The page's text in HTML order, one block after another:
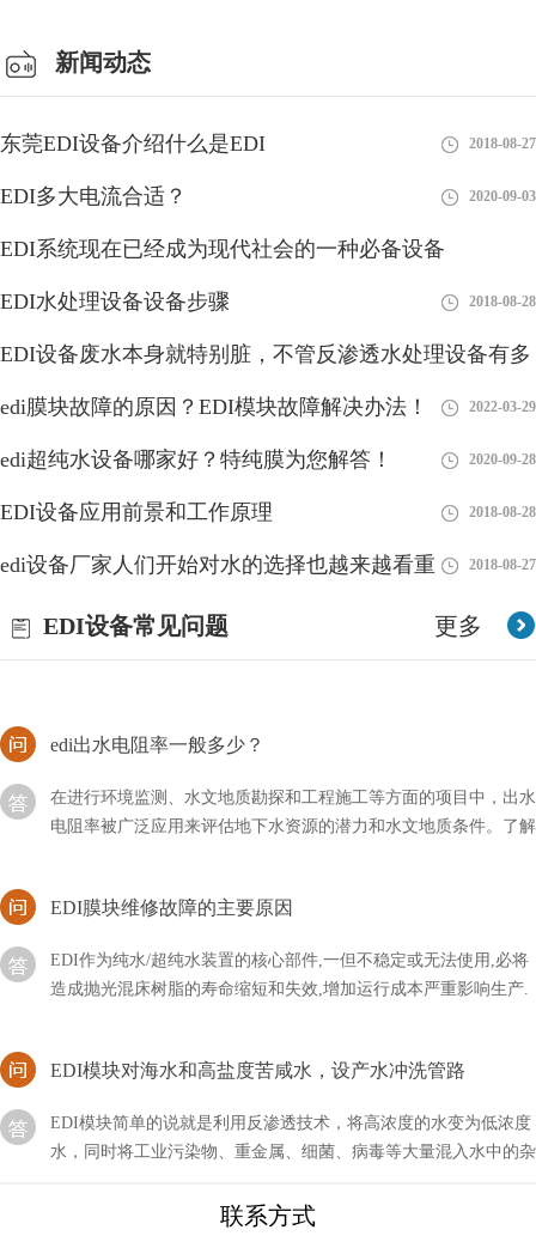
新闻动态
东莞EDI设备介绍什么是EDI 2018-08-27
EDI多大电流合适？ 2020-09-03
EDI系统现在已经成为现代社会的一种必备设备
2018-08-28
EDI水处理设备设备步骤 2018-08-28
EDI设备废水本身就特别脏，不管反渗透水处理设备有多
好 2018-08-28
edi膜块故障的原因？EDI模块故障解决办法！ 2022-03-29
edi超纯水设备哪家好？特纯膜为您解答！ 2020-09-28
EDI设备应用前景和工作原理 2018-08-28
edi设备厂家人们开始对水的选择也越来越看重 2018-08-27
更多
EDI设备常见问题
EDI系统和服务的公司或组织。EDI是指企业之间在电子化的环境
edi由哪些部分组成？
于生产高纯度水，通常用于实验室、制药、电子、电力和半导体制
造等领域。EDI系统利用电化学过程将离子从水中去除
电阻率被广泛应用来评估地下水资源的潜力和水文地质条件。了解
编辑出水电阻率的一般数值范围
造成抛光混床树脂的寿命缩短和失效,增加运行成本严重影响生产.
引起EDI膜块故障的原因主要有以下几点
水，同时将工业污染物、重金属、细菌、病毒等大量混入水中的杂
质全部隔离，从而达到饮用规定的理化指标及卫生标准
EDI制的水的电阻高咋回事？
联系方式